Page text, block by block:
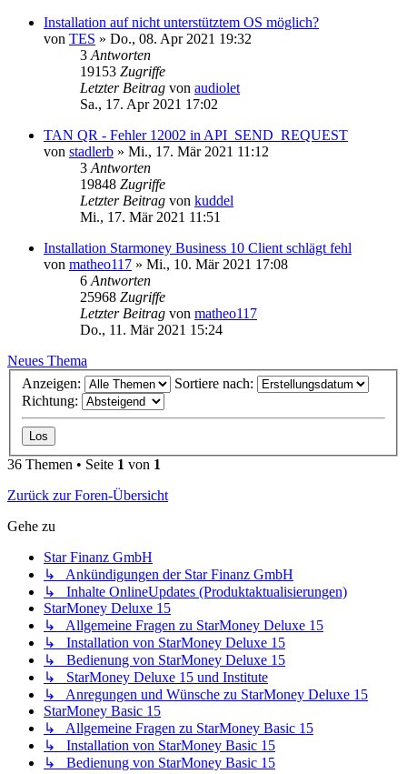
Installation auf nicht unterstütztem OS möglich?
von TES » Do., 08. Apr 2021 19:32
3 Antworten
19153 Zugriffe
Letzter Beitrag von audiolet
Sa., 17. Apr 2021 17:02
TAN QR - Fehler 12002 in API_SEND_REQUEST
von stadlerb » Mi., 17. Mär 2021 11:12
3 Antworten
19848 Zugriffe
Letzter Beitrag von kuddel
Mi., 17. Mär 2021 11:51
Installation Starmoney Business 10 Client schlägt fehl
von matheo117 » Mi., 10. Mär 2021 17:08
6 Antworten
25968 Zugriffe
Letzter Beitrag von matheo117
Do., 11. Mär 2021 15:24
Neues Thema
Anzeigen:
Sortiere nach:
Richtung:
36 Themen • Seite 1 von 1
Zurück zur Foren-Übersicht
Gehe zu
Star Finanz GmbH
↳ Ankündigungen der Star Finanz GmbH
↳ Inhalte OnlineUpdates (Produktaktualisierungen)
StarMoney Deluxe 15
↳ Allgemeine Fragen zu StarMoney Deluxe 15
↳ Installation von StarMoney Deluxe 15
↳ Bedienung von StarMoney Deluxe 15
↳ StarMoney Deluxe 15 und Institute
↳ Anregungen und Wünsche zu StarMoney Deluxe 15
StarMoney Basic 15
↳ Allgemeine Fragen zu StarMoney Basic 15
↳ Installation von StarMoney Basic 15
↳ Bedienung von StarMoney Basic 15